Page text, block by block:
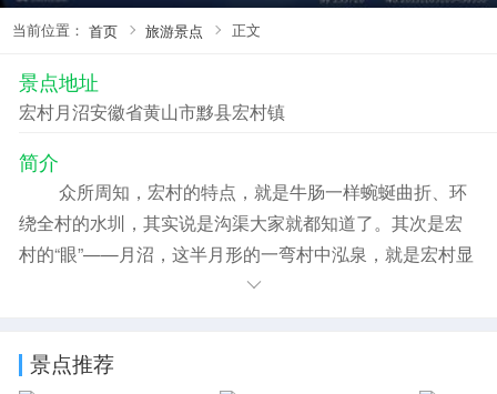
当前位置： 首页 旅游景点 正文
景点地址
宏村月沼安徽省黄山市黟县宏村镇
简介
众所周知，宏村的特点，就是牛肠一样蜿蜒曲折、环
绕全村的水圳，其实说是沟渠大家就都知道了。其次是宏
村的“眼”——月沼，这半月形的一弯村中泓泉，就是宏村显
美的地方，也最具代表性，一看就知道是宏村，粉墙黛氏
景点推荐